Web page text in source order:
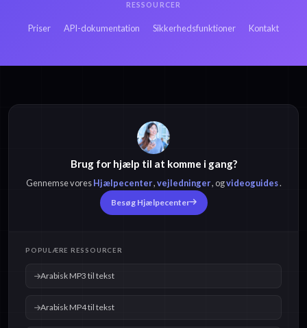
RESSOURCER
Priser API-dokumentation Sikkerhedsfunktioner Kontakt
Brug for hjælp til at komme i gang?
Gennemse voresHjælpecenter,vejledninger, ogvideoguides.
Besøg Hjælpecenter
POPULÆRE RESSOURCER
Arabisk MP3 til tekst
Arabisk MP4 til tekst